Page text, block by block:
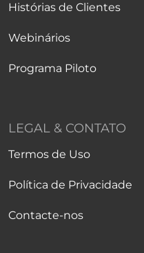
Histórias de Clientes
Webinários
Programa Piloto
LEGAL & CONTATO
Termos de Uso
Política de Privacidade
Contacte-nos